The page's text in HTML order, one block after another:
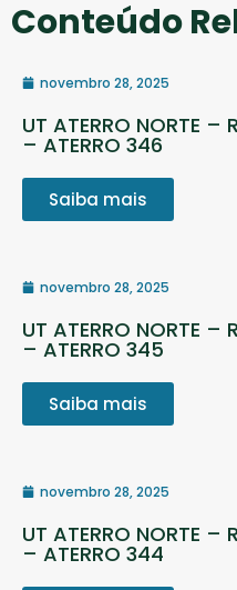
Conteúdo
novembro 28, 2025
UT ATERRO NORTE
– ATERRO 346
Saiba mais
novembro 28, 2025
UT ATERRO NORTE
– ATERRO 345
Saiba mais
novembro 28, 2025
UT ATERRO NORTE
– ATERRO 344